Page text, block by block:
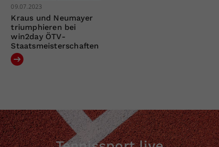
09.07.2023
Kraus und Neumayer
triumphieren bei
win2day ÖTV-
Staatsmeisterschaften